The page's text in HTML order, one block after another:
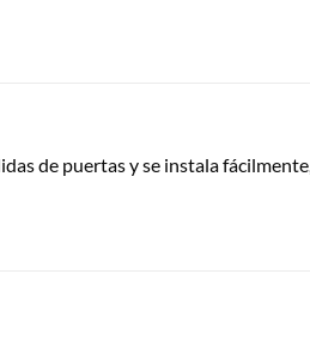
de puertas y se instala